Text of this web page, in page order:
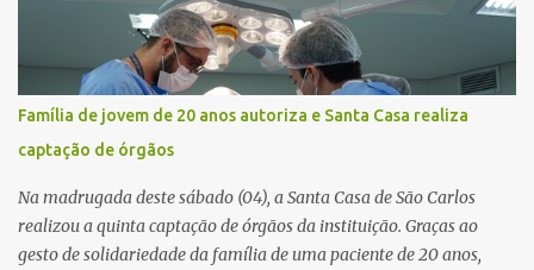
três pessoas foram baleadas e socorridas. Até o momento, não
foram divulgadas informações oficiais sobre o estado de saúde dos
feridos. Equipes da Polícia Militar de Santa Gertrudes atenderam a
ocorrência e isolaram a área para o trabalho da perícia. Até a
última atualização, nenhum suspeito havia sido preso. A Polícia
Civil investigará a motivação da briga, a autoria dos disparos e as
circunstâncias do crime. A ocorrência segue em anda...
Família de jovem de 20 anos autoriza e Santa Casa realiza
captação de órgãos
Na madrugada deste sábado (04), a Santa Casa de São Carlos
realizou a quinta captação de órgãos da instituição. Graças ao
gesto de solidariedade da família de uma paciente de 20 anos,